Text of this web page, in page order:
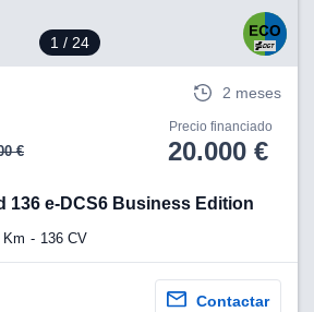
1 / 24
2 meses
€
Precio financiado
20.000 €
136 e-DCS6 Business Edition
Km 136 CV
Contactar